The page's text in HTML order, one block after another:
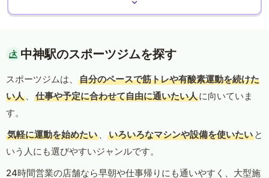
中神駅のスポーツジムを探す
スポーツジムは、
自分のペースで筋トレや有酸素運動を続けた
い人 、 仕事や予定に合わせて自由に通いたい人に向いていま
す。
気軽に運動を始めたい 、 いろいろなマシンや設備を使いたい と
いう人にも選びやすいジャンルです。
24時間営業の店舗なら早朝や仕事帰りにも通いやすく、大型施